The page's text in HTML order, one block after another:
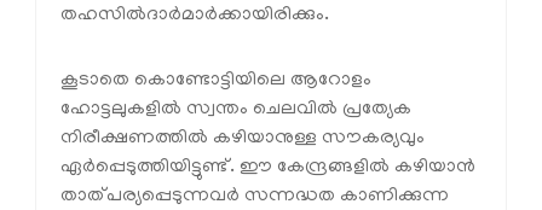
തഹസില്‍ദാര്‍മാര്‍ക്കായിരിക്കും.
കൂടാതെ കൊണ്ടോട്ടിയിലെ ആറോളം
ഹോട്ടലുകളില്‍ സ്വന്തം ചെലവില്‍ പ്രത്യേക
നിരീക്ഷണത്തില്‍ കഴിയാനുള്ള സൗകര്യവും
ഏര്‍പ്പെടുത്തിയിട്ടുണ്ട്. ഈ കേന്ദ്രങ്ങളില്‍ കഴിയാന്‍
താത്പര്യപ്പെടുന്നവര്‍ സന്നദ്ധത കാണിക്കുന്ന